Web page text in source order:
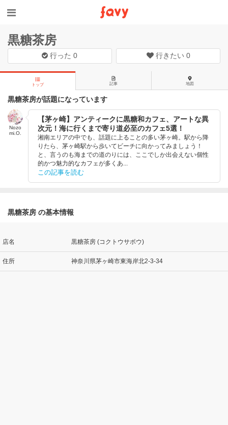
黒糖茶房
行った0 行きたい 0
トップ 記事 地図
黒糖茶房が話題になっています
Nozo
mi.O.
【茅ヶ崎】アンティークに黒糖和カフェ、アートな異
次元！海に行くまで寄り道必至のカフェ5選！
湘南エリアの中でも、話題に上ることの多い茅ヶ崎。駅から降
りたら、茅ヶ崎駅から歩いてビーチに向かってみましょう！
と、言うのも海までの道のりには、ここでしか出会えない個性
的かつ魅力的なカフェが多くあ...
この記事を読む
黒糖茶房 の基本情報
店名 黒糖茶房 (コクトウサボウ)
住所 神奈川県茅ヶ崎市東海岸北2-3-34